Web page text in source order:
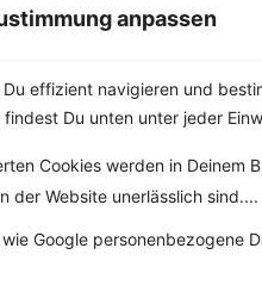
anpassen
effizient navigieren und
Du unten unter jeder
Cookies werden in
der Website unerlässlich sind....
Google personenbezogene
Dill und seine
„magische“
war der Dill sehr
beliebt und ihm wurde